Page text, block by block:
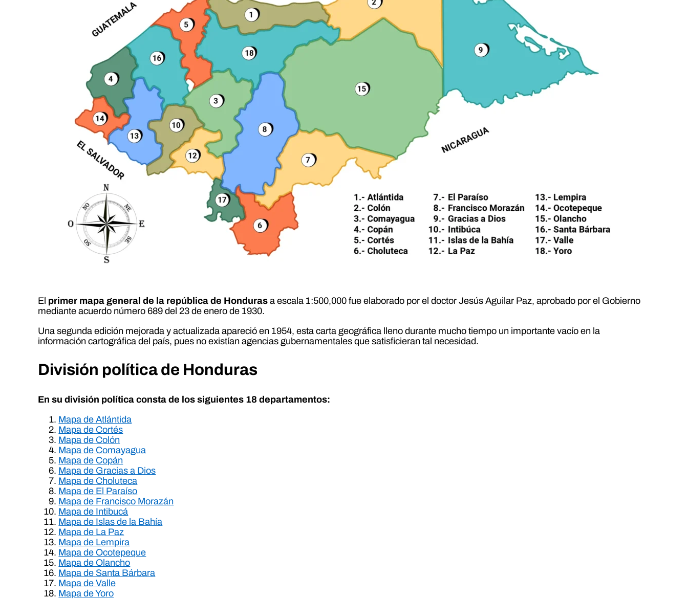
El primer mapa general de la república de Honduras a escala 1:500,000 fue elaborado por el doctor Jesús Aguilar Paz, aprobado por el Gobierno
mediante acuerdo número 689 del 23 de enero de 1930.
Una segunda edición mejorada y actualizada apareció en 1954, esta carta geográfica lleno durante mucho tiempo un importante vacío en la
información cartográfica del país, pues no existían agencias gubernamentales que satisficieran tal necesidad.
División política de Honduras
En su división política consta de los siguientes 18 departamentos:
Mapa de Atlántida
Mapa de Cortés
Mapa de Colón
Mapa de Comayagua
Mapa de Copán
Mapa de Gracias a Dios
Mapa de Choluteca
Mapa de El Paraíso
Mapa de Francisco Morazán
Mapa de Intibucá
Mapa de Islas de la Bahía
Mapa de La Paz
Mapa de Lempira
Mapa de Ocotepeque
Mapa de Olancho
Mapa de Santa Bárbara
Mapa de Valle
Mapa de Yoro